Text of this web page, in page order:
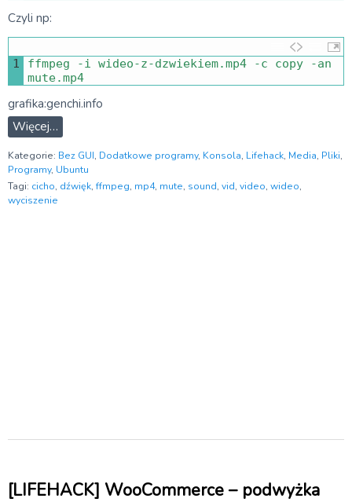
Czyli np:
1 ffmpeg -i wideo-z-dzwiekiem.mp4 -c copy -
mute.mp4
grafika:genchi.info
Więcej…
Kategorie: Bez GUI, Dodatkowe programy, Konsola, Lifehack, Media, Pliki,
Programy, Ubuntu
Tagi: cicho, dźwięk, ffmpeg, mp4, mute, sound, vid, video, wideo,
wyciszenie
[LIFEHACK] WooCommerce – podwyżka